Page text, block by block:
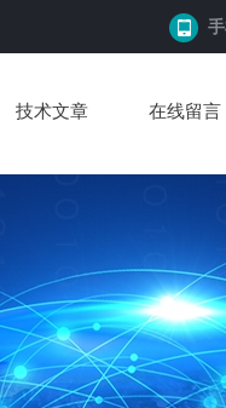
技术文章 在线留言